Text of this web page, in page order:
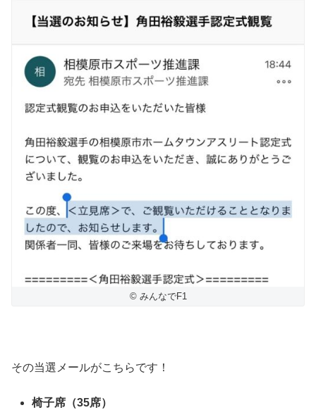
© みんなでF1
その当選メールがこちらです！
椅子席（35席）